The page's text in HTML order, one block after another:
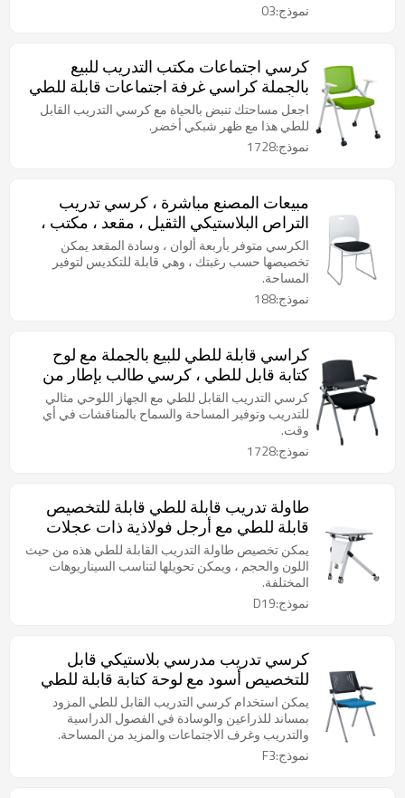
نموذج:03
كرسي اجتماعات مكتب التدريب للبيع
بالجملة كراسي غرفة اجتماعات قابلة للطي
بالأذرع
اجعل مساحتك تنبض بالحياة مع كرسي التدريب القابل
للطي هذا مع ظهر شبكي أخضر.
نموذج:1728
مبيعات المصنع مباشرة ، كرسي تدريب
التراص البلاستيكي الثقيل ، مقعد ، مكتب ،
انتظار ، غرفة اجتماعات ، كرسي بإطار
معدني
الكرسي متوفر بأربعة ألوان ، وسادة المقعد يمكن
تخصيصها حسب رغبتك ، وهي قابلة للتكديس لتوفير
المساحة.
نموذج:188
كراسي قابلة للطي للبيع بالجملة مع لوح
كتابة قابل للطي ، كرسي طالب بإطار من
الحديد ومسند ظهر ، كرسي طاولة لفصل
المدرسة
كرسي التدريب القابل للطي مع الجهاز اللوحي مثالي
للتدريب وتوفير المساحة والسماح بالمناقشات في أي
وقت.
نموذج:1728
طاولة تدريب قابلة للطي قابلة للتخصيص
قابلة للطي مع أرجل فولاذية ذات عجلات
قابلة للطي لغرفة اجتماعات اجتماعات
المكتب
يمكن تخصيص طاولة التدريب القابلة للطي هذه من حيث
اللون والحجم ، ويمكن تحويلها لتناسب السيناريوهات
المختلفة.
نموذج:D19
كرسي تدريب مدرسي بلاستيكي قابل
للتخصيص أسود مع لوحة كتابة قابلة للطي
للفصل الدراسي الذكي وغرفة الاجتماعات
الخلفية القابلة للتنفس
يمكن استخدام كرسي التدريب القابل للطي المزود
بمساند للذراعين والوسادة في الفصول الدراسية
والتدريب وغرف الاجتماعات والمزيد من المساحة.
نموذج:F3